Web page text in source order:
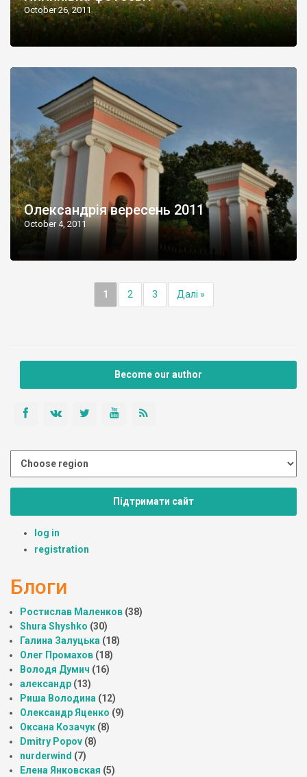
October 26, 2011
Олександрія вересень 2011
October 4, 2011
1 2 3 Далі »
Become our author
Підтримати сайт
log in
registration
Блоги
Ростислав Маленков (38)
Shura Shyshko (30)
Галина Залуцька (18)
Олег Промахов (18)
Володя Думич (16)
александр (13)
Риша Володина (12)
Олександр Яценко (9)
Оксана Козачук (8)
Dmitry Popov (8)
nurderwind (7)
Елена Янковская (5)